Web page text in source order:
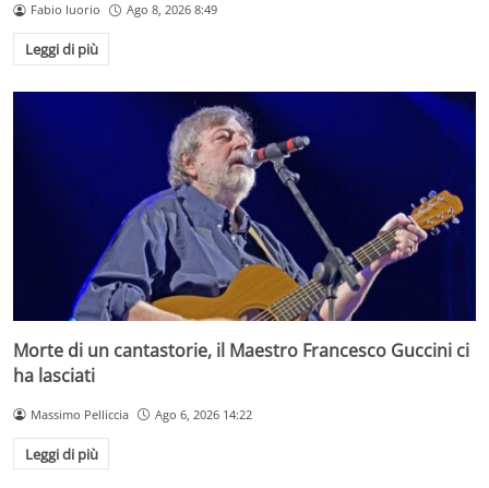
Fabio Iuorio Ago 8, 2026 8:49
Leggi di più
Morte di un cantastorie, il Maestro Francesco Guccini ci
ha lasciati
Massimo Pelliccia Ago 6, 2026 14:22
Leggi di più